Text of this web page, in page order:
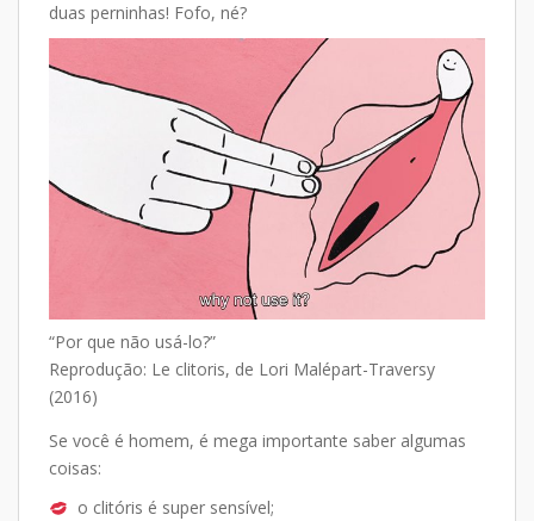
duas perninhas! Fofo, né?
“Por que não usá-lo?”
Reprodução: Le clitoris, de Lori Malépart-Traversy
(2016)
Se você é homem, é mega importante saber algumas
coisas:
o clitóris é super sensível;